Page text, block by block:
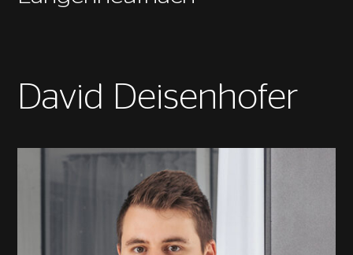
David Deisenhofer